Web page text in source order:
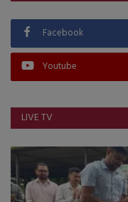
Facebook
Youtube
LIVE TV